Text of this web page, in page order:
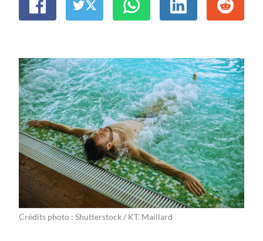
Crédits photo : Shutterstock / KT. Maillard